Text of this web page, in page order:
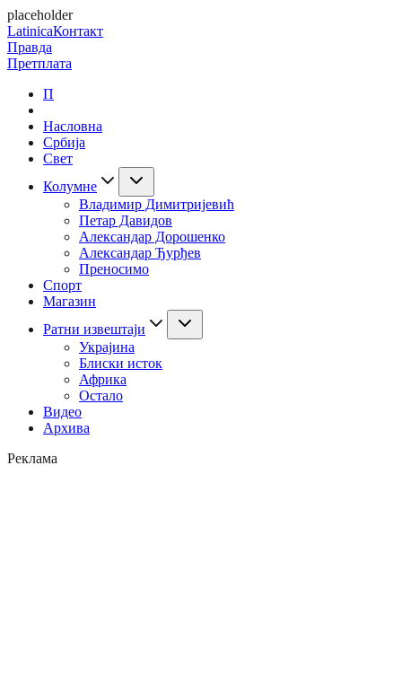
placeholder
LatinicaКонтакт
Правда
Претплата
П
Насловна
Србија
Свет
Колумне
Владимир Димитријевић
Петар Давидов
Александар Дорошенко
Александар Ђурђев
Преносимо
Спорт
Магазин
Ратни извештаји
Украјина
Блиски исток
Африка
Остало
Видео
Архива
Реклама